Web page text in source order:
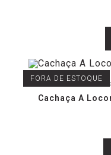
FORA DE ESTOQUE
Cachaça A